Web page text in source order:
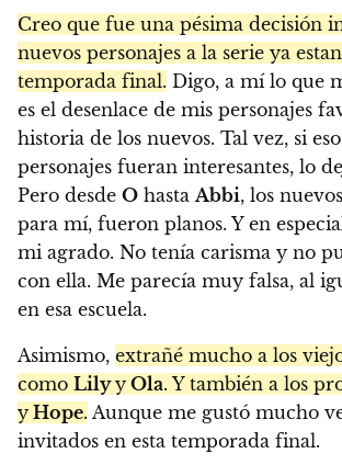
Creo que fue una pésima decisión
nuevos personajes a la serie ya
temporada final. Digo, a mí lo que
es el desenlace de mis personajes
historia de los nuevos. Tal vez, si
personajes fueran interesantes, lo
Pero desde O hastaAbbi, los
para mí, fueron planos. Y en especia
mi agrado. No tenía carisma y no
con ella. Me parecía muy falsa, al
en esa escuela.
Asimismo, extrañé mucho a los
como Lilyy Ola. Y también a los
y Hope. Aunque me gustó mucho
invitados en esta temporada final.